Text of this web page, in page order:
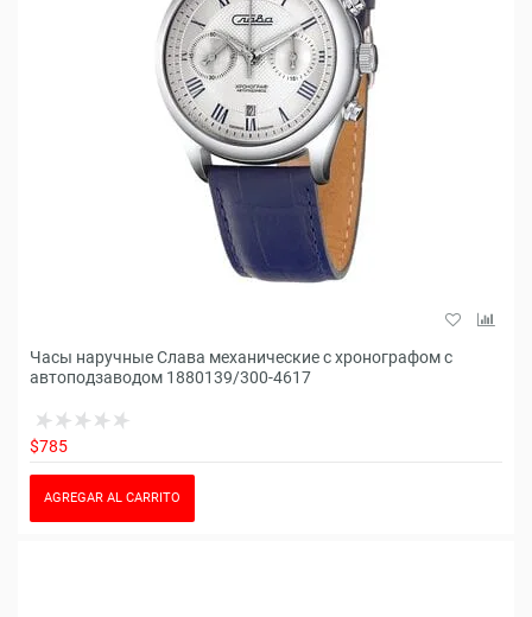
Часы наручные Слава механические с хронографом с
автоподзаводом 1880139/300-4617
$785
AGREGAR AL CARRITO